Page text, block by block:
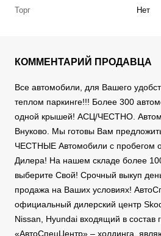
Торг
Нет
КОММЕНТАРИЙ ПРОДАВЦА
Все автомобили, для Вашего
теплом паркинге!!! Более 300
одной крышей! АСЦ/ЧЕСТНО.
Внуково. Мы готовы Вам
ЧЕСТНЫЕ Автомобили с пробегом
Дилера! На нашем складе более
выберите Свой! Срочный выкуп
продажа на Ваших условиях!
официальный дилерский центр
Nissan, Hyundai входящий в состав
«АвтоСпецЦентр» – холдинга,